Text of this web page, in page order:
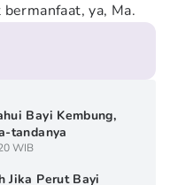
ya, Ma.
Bayi Kembung,
tandanya
WIB
Jika Perut Bayi